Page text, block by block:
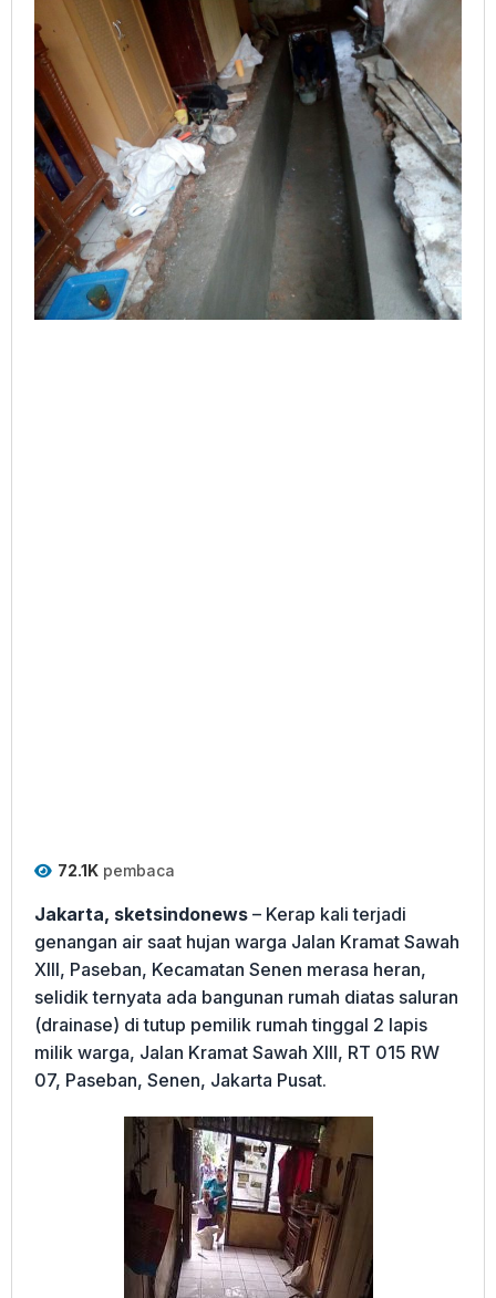
72.1K pembaca
Jakarta, sketsindonews – Kerap kali terjadi
genangan air saat hujan warga Jalan Kramat Sawah
XIII, Paseban, Kecamatan Senen merasa heran,
selidik ternyata ada bangunan rumah diatas saluran
(drainase) di tutup pemilik rumah tinggal 2 lapis
milik warga, Jalan Kramat Sawah XIII, RT 015 RW
07, Paseban, Senen, Jakarta Pusat.